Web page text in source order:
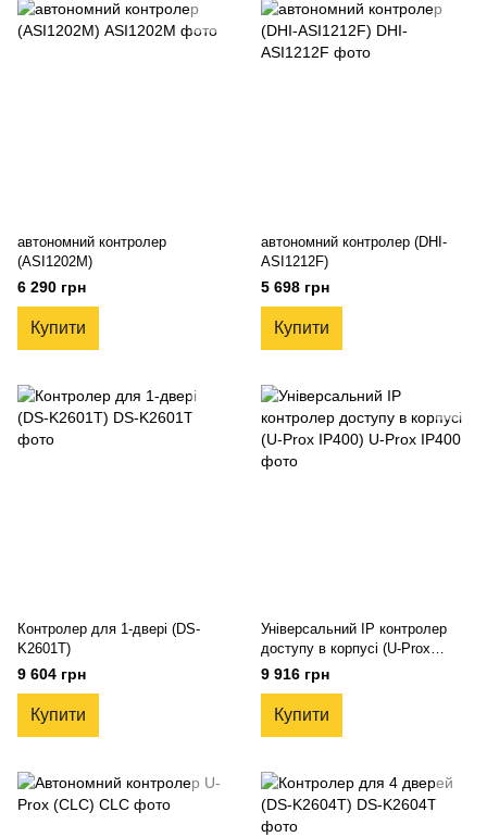
автономний контролер
(ASI1202M)
6 290 грн
Купити
автономний контролер (DHI-
ASI1212F)
5 698 грн
Купити
Контролер для 1-двері (DS-
K2601T)
9 604 грн
Купити
Універсальний IP контролер
доступу в корпусі (U-Prox
IP400)
9 916 грн
Купити